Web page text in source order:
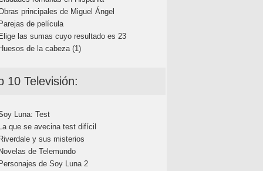
principales de Miguel Ángel
de película
las sumas cuyo resultado es 23
de la cabeza (1)
10 Televisión:
Luna: Test
que se avecina test difícil
y sus misterios
de Telemundo
de Soy Luna 2